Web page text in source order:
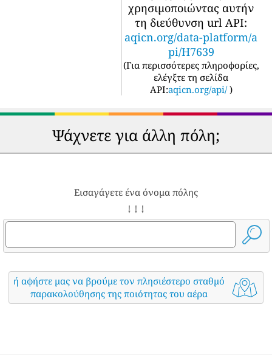
χρησιμοποιώντας αυτήν
τη διεύθυνση url API:
aqicn.org/data-platform/a
pi/H7639
(Για περισσότερες πληροφορίες,
ελέγξτε τη σελίδα
API:aqicn.org/api/ )
Ψάχνετε για άλλη πόλη;
Εισαγάγετε ένα όνομα πόλης
↓ ↓ ↓
ή αφήστε μας να βρούμε τον πλησιέστερο σταθμό
παρακολούθησης της ποιότητας του αέρα